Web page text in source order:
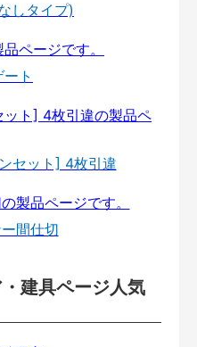
しタイプ)
ト
セット] 4枚引違
間仕切
建具ページ人気